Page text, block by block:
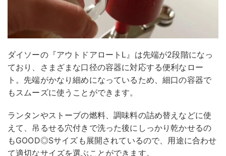
ダイソーの『アウトドアロートL』は先端が2段階になっ
ており、さまざまな口径の容器に対応する便利なロー
ト。先端がかなり細めになっているため、細口の容器で
もスムーズに使うことができます。
ランタンやストーブの燃料、調味料の詰め替えなどに使
えて、吊るせる穴付きで洗った後にしっかり乾かせるの
もGOOD◎Sサイズも展開されているので、用途に合わせ
て適切なサイズを選ぶことができます。